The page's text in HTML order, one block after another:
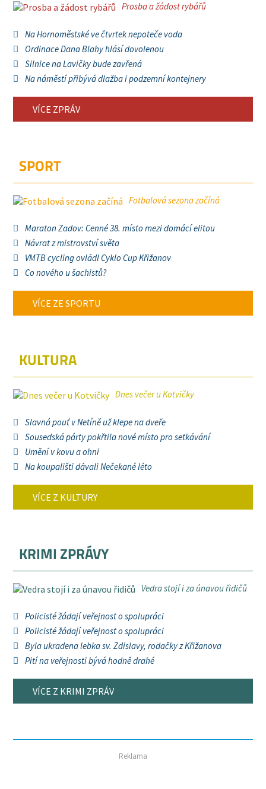
Prosba a žádost rybářů
Na Hornoměstské ve čtvrtek nepoteče voda
Ordinace Dana Blahy hlásí dovolenou
Silnice na Lavičky bude zavřená
Na náměstí přibývá dlažba i podzemní kontejnery
VÍCE ZPRÁV
SPORT
Fotbalová sezona začíná
Maraton Zadov: Cenné 38. místo mezi domácí elitou
Návrat z mistrovství světa
VMTB cycling ovládl Cyklo Cup Křižanov
Co nového u šachistů?
VÍCE ZE SPORTU
KULTURA
Dnes večer u Kotvičky
Slavná pouť v Netíně už klepe na dveře
Sousedská párty pokřtila nové místo pro setkávání
Umění v kovu a ohni
Na koupališti dávali Nečekané léto
VÍCE Z KULTURY
KRIMI ZPRÁVY
Vedra stojí i za únavou řidičů
Policisté žádají veřejnost o spolupráci
Policisté žádají veřejnost o spolupráci
Byla ukradena lebka sv. Zdislavy, rodačky z Křižanova
Pití na veřejnosti bývá hodně drahé
VÍCE Z KRIMI ZPRÁV
Reklama